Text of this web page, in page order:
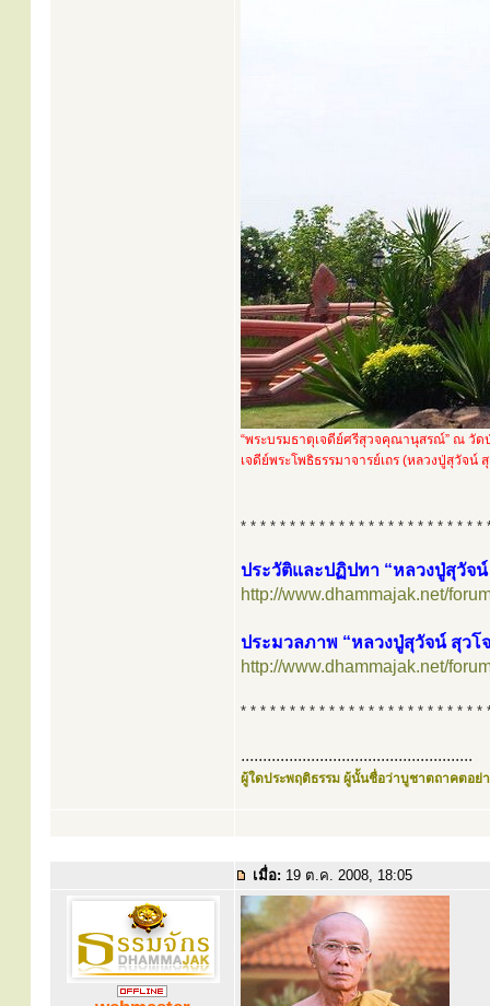
“พระบรมธาตุเจดีย์ศรีสุวจคุณานุสรณ์” ณ วัด
เจดีย์พระโพธิธรรมาจารย์เถร (หลวงปู่สุวัจน์
* * * * * * * * * * * * * * * * * * * * * * * * *
ประวัติและปฏิปทา “หลวงปู่สุวัจน์
http://www.dhammajak.net/
ประมวลภาพ “หลวงปู่สุวัจน์ สุวโ
http://www.dhammajak.net/
* * * * * * * * * * * * * * * * * * * * * * * * *
.....................................................
ผู้ใดประพฤติธรรม ผู้นั้นชื่อว่าบูชาตถาคตอย่า
เมื่อ: 19 ต.ค. 2008, 18:05